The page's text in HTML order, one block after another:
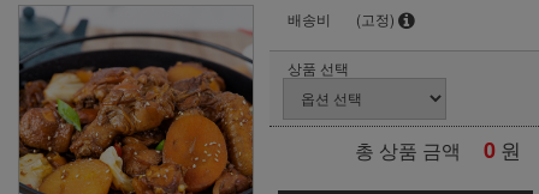
배송비
(고정)
상품 선택
총 상품 금액 0 원